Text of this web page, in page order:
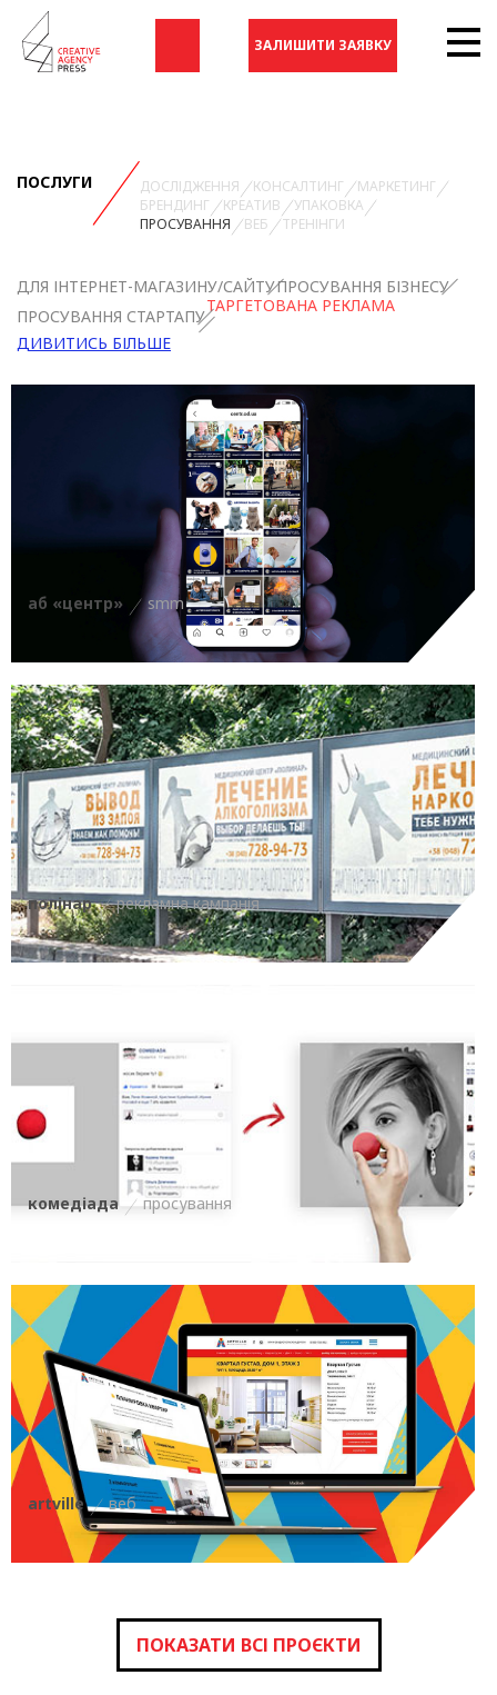
ЗАЛИШИТИ ЗАЯВКУ
ПОСЛУГИ ДОСЛІДЖЕННЯ КОНСАЛТИНГ
МАРКЕТИНГ
БРЕНДИНГ
КРЕАТИВ
УПАКОВКА
ПРОСУВАННЯ
ВЕБ ТРЕНІНГИ
ДЛЯ ІНТЕРНЕТ-МАГАЗИНУ/САЙТУПРОСУВАННЯ БІЗНЕСУ
ПРОСУВАННЯ СТАРТАПУ
ТАРГЕТОВАНА РЕКЛАМА
ДИВИТИСЬ БІЛЬШЕ
аб «центр» smm
полінар рекламна кампанія
комедіада просування
artville веб
ПОКАЗАТИ ВСІ ПРОЄКТИ